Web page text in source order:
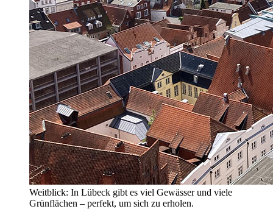
Weitblick: In Lübeck gibt es viel Gewässer und viele
Grünflächen – perfekt, um sich zu erholen.